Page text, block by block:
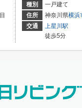
種別
一戸建て
住所
神奈川県横浜
交通
上星川駅
徒歩5分